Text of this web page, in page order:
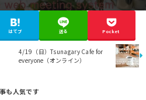
はてブ 送る Pocket
4/19（日）Tsunagary Cafe for
everyone（オンライン）